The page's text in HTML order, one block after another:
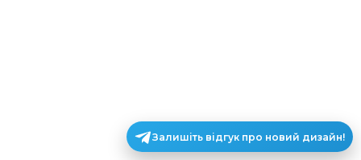
Залишіть відгук про новий дизайн!